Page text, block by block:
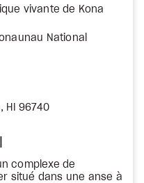
vivante de Kona
National
HI 96740
complexe de
situé dans une anse à